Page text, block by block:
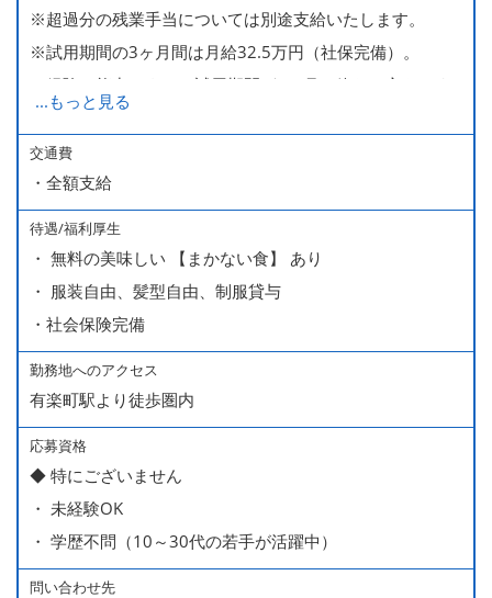
※超過分の残業手当については別途支給いたします。
※試用期間の3ヶ月間は月給32.5万円（社保完備）。
経験・能力により、試用期間が1ヶ月で終わる方もいま
す。
※上記月給には、一律支給のみなし残業手当（月65時間
分・10万円）を含んでいます。
■ 昇給（随時）
■ 賞与 年２回（夏・秋）約１ヶ月分
■ インセンティブ制度（月額約4万円～20万円）
＊店長・料理長候補・統括店長・統括料理長候補の場合
＜給与モデル＞
450万円／社員（20代・入社1年目・入籍予定のパートナ
ー持ち）
490万円／店長代理（20代・入社2年目・入社後に結婚。
ラブラブな新婚さん）
540万円／店長（20代・入社3年目・ 育休取得して、更に
...もっと見る
交通費
・全額支給
待遇/福利厚生
・ 無料の美味しい 【まかない食】 あり
・ 服装自由、髪型自由、制服貸与
・社会保険完備
勤務地へのアクセス
有楽町駅より徒歩圏内
応募資格
◆ 特にございません
・ 未経験OK
・ 学歴不問（10～30代の若手が活躍中）
問い合わせ先